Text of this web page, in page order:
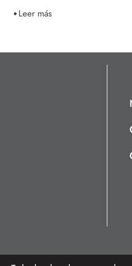
Leer más